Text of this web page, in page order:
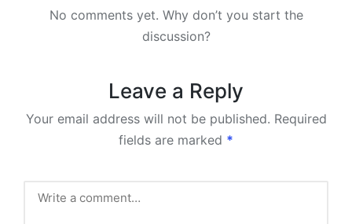
No comments yet. Why don’t you start the
discussion?
Leave a Reply
Your email address will not be published. Required
fields are marked *